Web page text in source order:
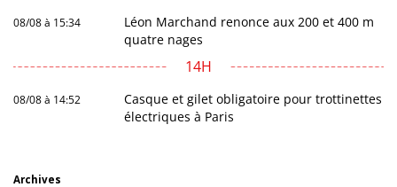
08/08 à 15:34
Léon Marchand renonce aux 200 et 400 m
quatre nages
14H
08/08 à 14:52
Casque et gilet obligatoire pour trottinettes
électriques à Paris
Archives